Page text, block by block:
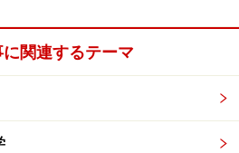
分を取り入れるとしたらどうし
ト”は受容と共感+気持ち
に関連するテーマ